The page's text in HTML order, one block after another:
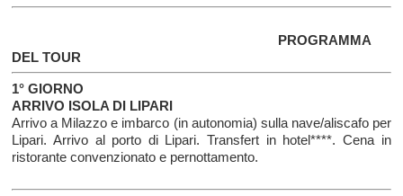
PROGRAMMA
DEL TOUR
1° GIORNO
ARRIVO ISOLA DI LIPARI
Arrivo a Milazzo e imbarco (in autonomia) sulla nave/aliscafo per
Lipari. Arrivo al porto di Lipari. Transfert in hotel****. Cena in
ristorante convenzionato e pernottamento.